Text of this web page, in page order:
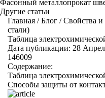
Фасонный металлопрокат
Другие статьи
Главная /Блог /Свойства и
стали)
Таблица
Дата публикации: 28
146009
Содержание:
Таблица
Способы защиты от